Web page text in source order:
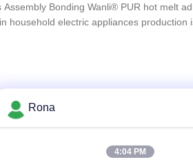
Bonding Wanli® PUR hot melt
electric appliances production
Rona
4:04 PM